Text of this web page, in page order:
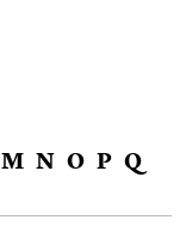
M N O P Q